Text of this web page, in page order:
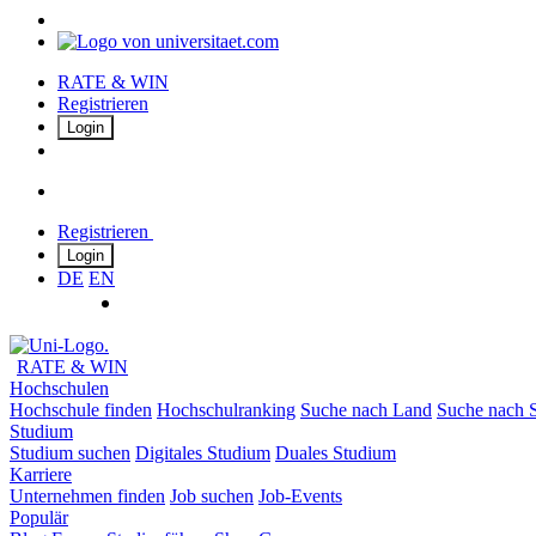
RATE & WIN
Registrieren
Login
Registrieren
Login
DE EN
RATE & WIN
Hochschulen
Hochschule finden Hochschulranking Suche nach Land Suche nach
Studium
Studium suchen Digitales Studium Duales Studium
Karriere
Unternehmen finden Job suchen Job-Events
Populär